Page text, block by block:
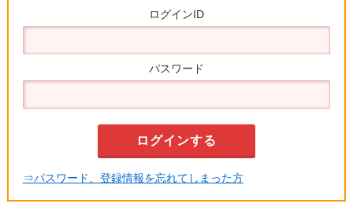
ログインID
パスワード
⇒パスワード、登録情報を忘れてしまった方